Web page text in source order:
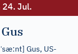
24. Jul.
ˈsæ:nt] Gus, US-